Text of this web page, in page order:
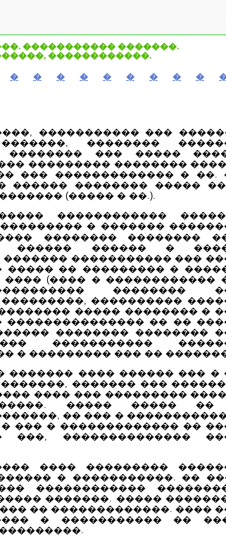
����������� �������.
������������.
� � � � � � � � �
����������� ���
��������
�������� ��� �����
��������� ��������
��� ������������� � ��.
������ �������� �����
(����� � ��.).
������������
� �������
�������� ��������
������ ������ �
����������� ���
�� ��������� �
(���� � ������������
��������
����������
����� �������� �
�� ��
�������� ��������
�����������
� ��������� ��� ��
������� ���� ������ ��� �
������� ���
���� ��� ���������
����� ����� ��
�� ��� �
��� � ������������� ��
��������������
���� ���������
� �����������. ��
������������
�������. �����
�� �������������. ����
� ����������� ��